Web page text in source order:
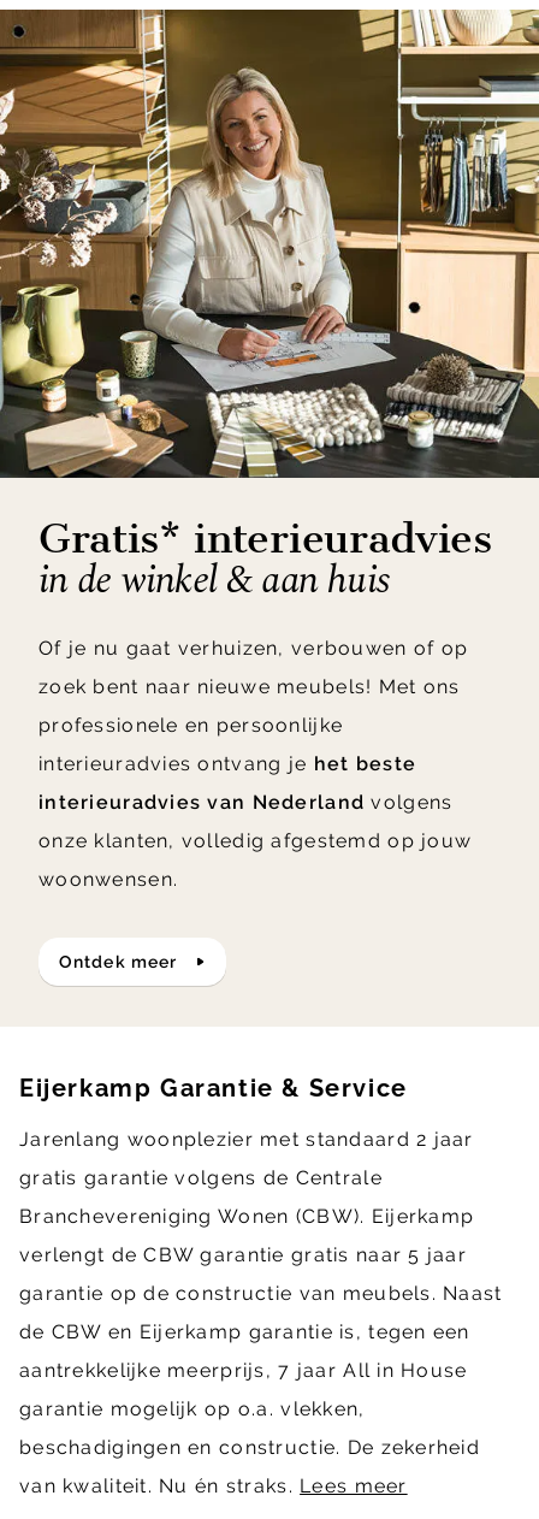
Gratis* interieuradvies
in de winkel & aan huis
Of je nu gaat verhuizen, verbouwen of op
zoek bent naar nieuwe meubels! Met ons
professionele en persoonlijke
interieuradvies ontvang je het beste
interieuradvies van Nederland volgens
onze klanten, volledig afgestemd op jouw
woonwensen.
ontdek meer
Eijerkamp Garantie & Service
Jarenlang woonplezier met standaard 2 jaar
gratis garantie volgens de Centrale
Branchevereniging Wonen (CBW). Eijerkamp
verlengt de CBW garantie gratis naar 5 jaar
garantie op de constructie van meubels. Naast
de CBW en Eijerkamp garantie is, tegen een
aantrekkelijke meerprijs, 7 jaar All in House
garantie mogelijk op o.a. vlekken,
beschadigingen en constructie. De zekerheid
van kwaliteit. Nu én straks. Lees meer